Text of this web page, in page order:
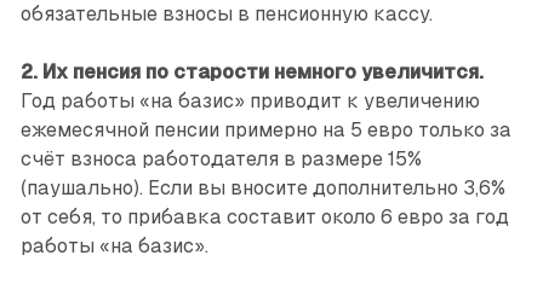
обязательные взносы в пенсионную кассу.
2. Их пенсия по старости немного увеличится.
Год работы «на базис» приводит к увеличению
ежемесячной пенсии примерно на 5 евро только за
счёт взноса работодателя в размере 15%
(паушально). Если вы вносите дополнительно 3,6%
от себя, то прибавка составит около 6 евро за год
работы «на базис».